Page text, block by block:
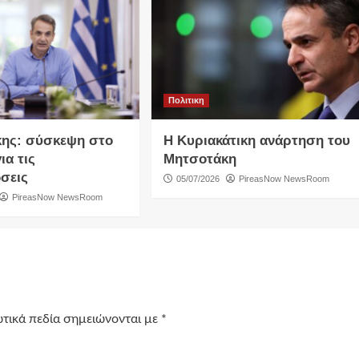
σύσκεψη στο
τις
PireasNow NewsRoom
Πολιτικη
Η Κυριακάτικη ανάρτηση του
Μητσοτάκη
05/07/2026 PireasNow NewsRoom
πεδία σημειώνονται με *